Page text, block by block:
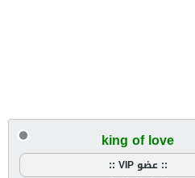
king of love
:: عضو VIP ::